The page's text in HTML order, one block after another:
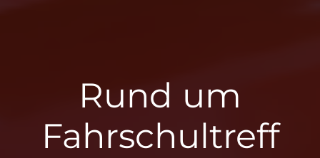
Rund um
Fahrschultreff